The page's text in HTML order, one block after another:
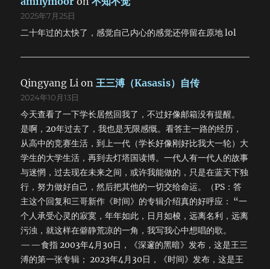
2025年7月25日
二十年过的太快了，感觉自己内心的感觉还停留在原地 lol
Qingyang Li on王三溥（Kasasis）自传
2024年10月13日
今天查看了一下学长居然回我了，不过好像邮箱没有提醒。
是啊，20年过去了，我也是无限感慨。看答主一路的经历，
从高中的竞赛生活，到上一代（学长好像刚好比我大一轮）大
学生的大学生活，再到去灯塔国读博。一代人有一代人的故事
与迷惘，过去现在未来之间，或许我能做的，只是在蓝天下独
行，努力做好自己，然后把其他的一切交给命运。（PS：答
主这个回复和三哥新作《时间》的专辑介绍真的好呼应： “一
个人承受心灵的寂寞，年年如此，日月如梭，远离名利，远离
污浊，就这样在僻静荒凉的一角，我写我心中想唱的歌。
——食指 2003年4月30日，《深邃的黑暗》发布，这是王三
溥的第一张专辑； 2023年4月30日，《时间》发布，这是王